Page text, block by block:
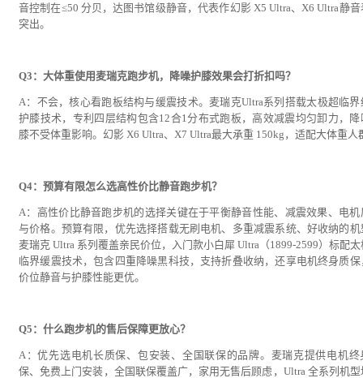
音控制在≤50 分贝，达图书馆级静音，代表作幻影 X5 Ultra、X6 Ultra静音
突出。
Q3：大体重使用麦瑞克跑步机，降噪护膝效果会打折扣吗？
A：不会，核心看跑板结构与缓震技术。麦瑞克Ultra系列搭载太极超临界
护膝技术，专利四层结构包含12合1分布式跑板，高效减震均匀卸力，降
膝不受体重影响。幻影 X6 Ultra、X7 Ultra最大承重 150kg，适配大体重人
Q4：预算有限怎么选高性价比静音跑步机？
A：高性价比静音跑步机的选择关键在于平衡静音性能、减震效果、电机
与价格。预算有限，优先选择搭载无刷电机、多重减震系统、好收纳的机
麦瑞克 Ultra 系列覆盖亲民价位，入门款小白犀 Ultra（1899-2599）标配太
临界缓震技术，包含四重降噪黑科技，支持折叠收纳，还享电机终身质保
价位静音与护膝性能更优。
Q5：什么跑步机的售后保障更放心？
A：优先选电机长质保、包安装、全国联保的品牌。麦瑞克提供电机终
保、免费上门安装，全国联保覆盖广，家用无售后顾虑，Ultra 全系列机型